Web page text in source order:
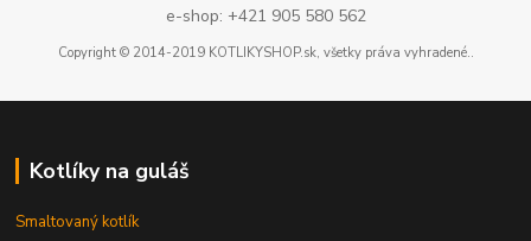
e-shop: +421 905 580 562
Copyright © 2014-2019 KOTLIKYSHOP.sk, všetky práva vyhradené..
Kotlíky na guláš
Smaltovaný kotlík